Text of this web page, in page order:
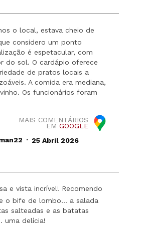
o local, estava cheio de
considero um ponto
é espetacular, com
do sol. O cardápio oferece
de pratos locais a
A comida era mediana,
Os funcionários foram
MAIS COMENTÁRIOS
EM GOOGLE
. 25 Abril 2026
e vista incrível! Recomendo
o bife de lombo… a salada
salteadas e as batatas
uma delícia!